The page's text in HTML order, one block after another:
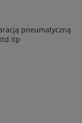
pneumatyczną
itp